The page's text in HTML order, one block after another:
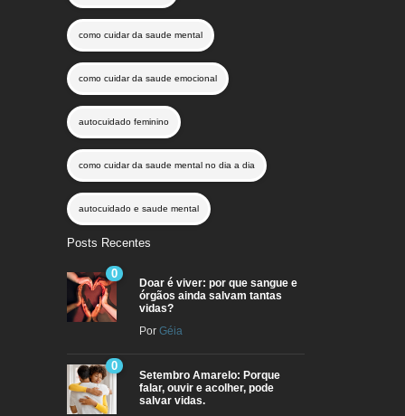
como cuidar da saude mental
como cuidar da saude emocional
autocuidado feminino
como cuidar da saude mental no dia a dia
autocuidado e saude mental
Posts Recentes
0
Doar é viver: por que sangue e
órgãos ainda salvam tantas
vidas?
Por Géia
0
Setembro Amarelo: Porque
falar, ouvir e acolher, pode
salvar vidas.